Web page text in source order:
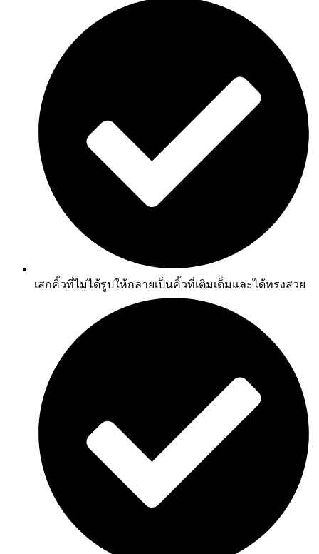
เสกคิ้วที่ไม่ได้รูปให้กลายเป็นคิ้วที่เติมเต็มและได้ทรงสวย